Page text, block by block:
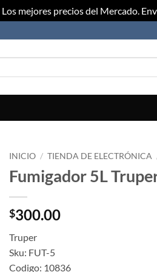
Los mejores precios del Mercado.
INICIO / TIENDA DE ELECTRÓNICA
Fumigador 5L
$300.00
Truper
Sku: FUT-5
Codigo: 10836